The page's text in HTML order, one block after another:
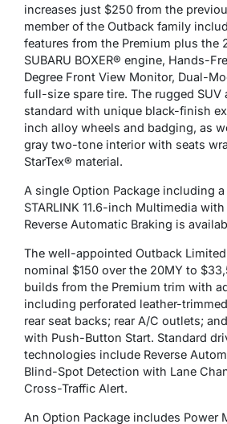
increases just $250 from the
member of the Outback family
features from the Premium plus the
SUBARU BOXER® engine, Hands-
Degree Front View Monitor, Dual-
full-size spare tire. The rugged SUV
standard with unique black-finish
inch alloy wheels and badging, as
gray two-tone interior with seats
StarTex® material.
A single Option Package including
STARLINK 11.6-inch Multimedia
Reverse Automatic Braking is
The well-appointed Outback
nominal $150 over the 20MY to
builds from the Premium trim with
including perforated leather-
rear seat backs; rear A/C outlets;
with Push-Button Start. Standard
technologies include Reverse
Blind-Spot Detection with Lane
Cross-Traffic Alert.
An Option Package includes Power